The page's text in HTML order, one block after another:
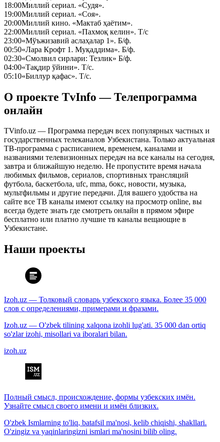
18:00Миллий сериал. «Судя».
19:00Миллий сериал. «Соя».
20:00Миллий кино. «Мактаб ҳаётим».
22:00Миллий сериал. «Пахмоқ келин». Т/с
23:00«Мўъжизавий аслаҳалар 1». Б/ф.
00:50«Лара Крофт 1. Муқаддима». Б/ф.
02:30«Смолвил сирлари: Тезлик» Б/ф.
04:00«Тақдир ўйини». Т/с.
05:10«Биллур қафас». Т/с.
О проекте TvInfo — Телепрограмма
онлайн
TVinfo.uz — Программа передач всех популярных частных и
государственных телеканалов Узбекистана. Только актуальная
ТВ-программа с расписанием, временем, каналами и
названиями телевизионных передач на все каналы на сегодня,
завтра и ближайшую неделю. Не пропустите время начала
любимых фильмов, сериалов, спортивных трансляций
футбола, баскетбола, ufc, mma, бокс, новости, музыка,
мультфильмы и другие передачи. Для вашего удобства на
сайте все ТВ каналы имеют ссылку на просмотр online, вы
всегда будете знать где смотреть онлайн в прямом эфире
бесплатно или платно лучшие тв каналы вещающие в
Узбекистане.
Наши проекты
Izoh.uz — Толковый словарь узбекского языка. Более 35 000
слов с определениями, примерами и фразами.
Izoh.uz — O'zbek tilining xalqona izohli lug'ati. 35 000 dan ortiq
so'zlar izohi, misollari va iboralari bilan.
izoh.uz
Полный смысл, происхождение, формы узбекских имён.
Узнайте смысл своего имени и имён близких.
O'zbek Ismlarning to'liq, batafsil ma'nosi, kelib chiqishi, shakllari.
O'zingiz va yaqinlaringizni ismlari ma'nosini bilib oling.